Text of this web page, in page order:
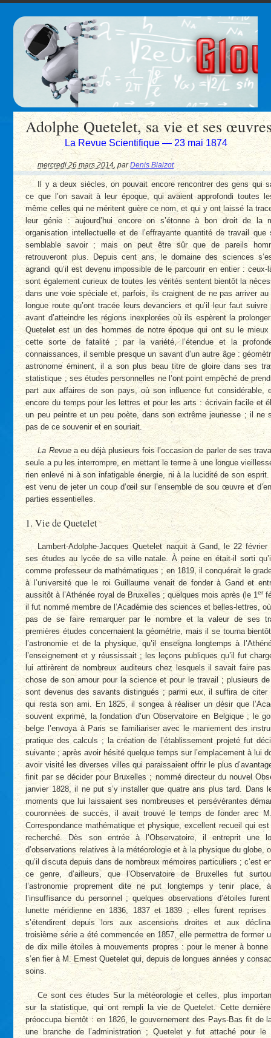
Adolphe Quetelet, sa vie et ses
La Revue Scientifique — 23 mai 1874
mercredi 26 mars 2014,parDenis Blaizot
Il y a deux siècles, on pouvait encore rencontrer des gens qui
ce que l’on savait à leur époque, qui avaient approfondi toutes
même celles qui ne méritent guère ce nom, et qui y ont laissé la
leur génie : aujourd’hui encore on s’étonne à bon droit de la
organisation intellectuelle et de l’effrayante quantité de travail que
semblable savoir ; mais on peut être sûr que de pareils
retrouveront plus. Depuis cent ans, le domaine des sciences
agrandi qu’il est devenu impossible de le parcourir en entier : ceux-
sont également curieux de toutes les vérités sentent bientôt la
dans une voie spéciale et, parfois, ils craignent de ne pas arriver
longue route qu’ont tracée leurs devanciers et qu’il leur faut suivre
avant d’atteindre les régions inexplorées où ils espèrent la
Quetelet est un des hommes de notre époque qui ont su le mieux
cette sorte de fatalité ; par la variété, l’étendue et la
connaissances, il semble presque un savant d’un autre âge :
astronome éminent, il a son plus beau titre de gloire dans ses
statistique ; ses études personnelles ne l’ont point empêché de
part aux affaires de son pays, où son influence fut considérable,
encore du temps pour les lettres et pour les arts : écrivain facile et
un peu peintre et un peu poète, dans son extrême jeunesse ; il ne
pas de ce souvenir et en souriait.
La Revuea eu déjà plusieurs fois l’occasion de parler de ses
seule a pu les interrompre, en mettant le terme à une longue
rien enlevé ni à son infatigable énergie, ni à la lucidité de son
est venu de jeter un coup d’œil sur l’ensemble de sou œuvre et
parties essentielles.
1. Vie de Quetelet
Lambert-Adolphe-Jacques Quetelet naquit à Gand, le 22
ses études au lycée de sa ville natale. À peine en était-il sorti
comme professeur de mathématiques ; en 1819, il conquérait le
à l’université que le roi Guillaume venait de fonder à Gand et
aussitôt à l’Athénée royal de Bruxelles ; quelques mois après (le 1er
il fut nommé membre de l’Académie des sciences et belles-lettres,
pas de se faire remarquer par le nombre et la valeur de ses
premières études concernaient la géométrie, mais il se tourna
l’astronomie et de la physique, qu’il enseigna longtemps à
l’enseignement et y réussissait ; les leçons publiques qu’il fut
lui attirèrent de nombreux auditeurs chez lesquels il savait faire
chose de son amour pour la science et pour le travail ; plusieurs
sont devenus des savants distingués ; parmi eux, il suffira de citer
qui resta son ami. En 1825, il songea à réaliser un désir que
souvent exprimé, la fondation d’un Observatoire en Belgique ; le
belge l’envoya à Paris se familiariser avec le maniement des
pratique des calculs ; la création de l’établissement projeté fut
suivante ; après avoir hésité quelque temps sur l’emplacement à lui
avoir visité les diverses villes qui paraissaient offrir le plus
finit par se décider pour Bruxelles ; nommé directeur du nouvel
janvier 1828, il ne put s’y installer que quatre ans plus tard. Dans
moments que lui laissaient ses nombreuses et persévérantes
couronnées de succès, il avait trouvé le temps de fonder arec
Correspondance mathématique et physique, excellent recueil qui
recherché. Dès son entrée à l’Observatoire, il entreprit une
d’observations relatives à la météorologie et à la physique du globe,
qu’il discuta depuis dans de nombreux mémoires particuliers ; c’est
ce genre, d’ailleurs, que l’Observatoire de Bruxelles fut
l’astronomie proprement dite ne put longtemps y tenir place,
l’insuffisance du personnel ; quelques observations d’étoiles
lunette méridienne en 1836, 1837 et 1839 ; elles furent reprises
s’étendirent depuis lors aux ascensions droites et aux
troisième série a été commencée en 1857, elle permettra de former
de dix mille étoiles à mouvements propres : pour le mener à
s’en fier à M. Ernest Quetelet qui, depuis de longues années y
soins.
Ce sont ces études Sur la météorologie et celles, plus
sur la statistique, qui ont rempli la vie de Quetelet. Cette
préoccupa bientôt : en 1826, le gouvernement des Pays-Bas fit de
une branche de l’administration ; Quetelet y fut attaché pour le